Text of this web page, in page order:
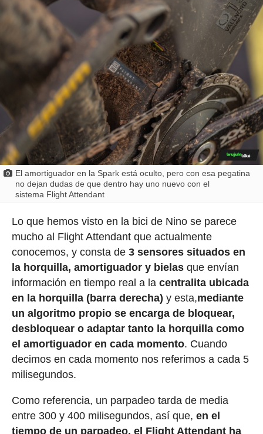
El amortiguador en la Spark está oculto, pero con esa pegatina
no dejan dudas de que dentro hay uno nuevo con el
sistema Flight Attendant
Lo que hemos visto en la bici de Nino se parece
mucho al Flight Attendant que actualmente
conocemos, y consta de 3 sensores situados en
la horquilla, amortiguador y bielasque envían
información en tiempo real a la centralita ubicada
en la horquilla (barra derecha) y esta,mediante
un algoritmo propio se encarga de bloquear,
desbloquear o adaptar tanto la horquilla como
el amortiguador en cada momento. Cuando
decimos en cada momento nos referimos a cada 5
milisegundos.
Como referencia, un parpadeo tarda de media
entre 300 y 400 milisegundos, así que, en el
tiempo de un parpadeo, el Flight Attendant ha